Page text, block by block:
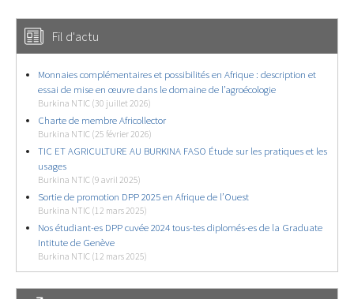
Fil d'actu
Monnaies complémentaires et possibilités en Afrique : description et
essai de mise en œuvre dans le domaine de l’agroécologie
Burkina NTIC (30 juillet 2026)
Charte de membre Africollector
Burkina NTIC (25 février 2026)
TIC ET AGRICULTURE AU BURKINA FASO Étude sur les pratiques et les
usages
Burkina NTIC (9 avril 2025)
Sortie de promotion DPP 2025 en Afrique de l’Ouest
Burkina NTIC (12 mars 2025)
Nos étudiant-es DPP cuvée 2024 tous-tes diplomés-es de la Graduate
Intitute de Genève
Burkina NTIC (12 mars 2025)